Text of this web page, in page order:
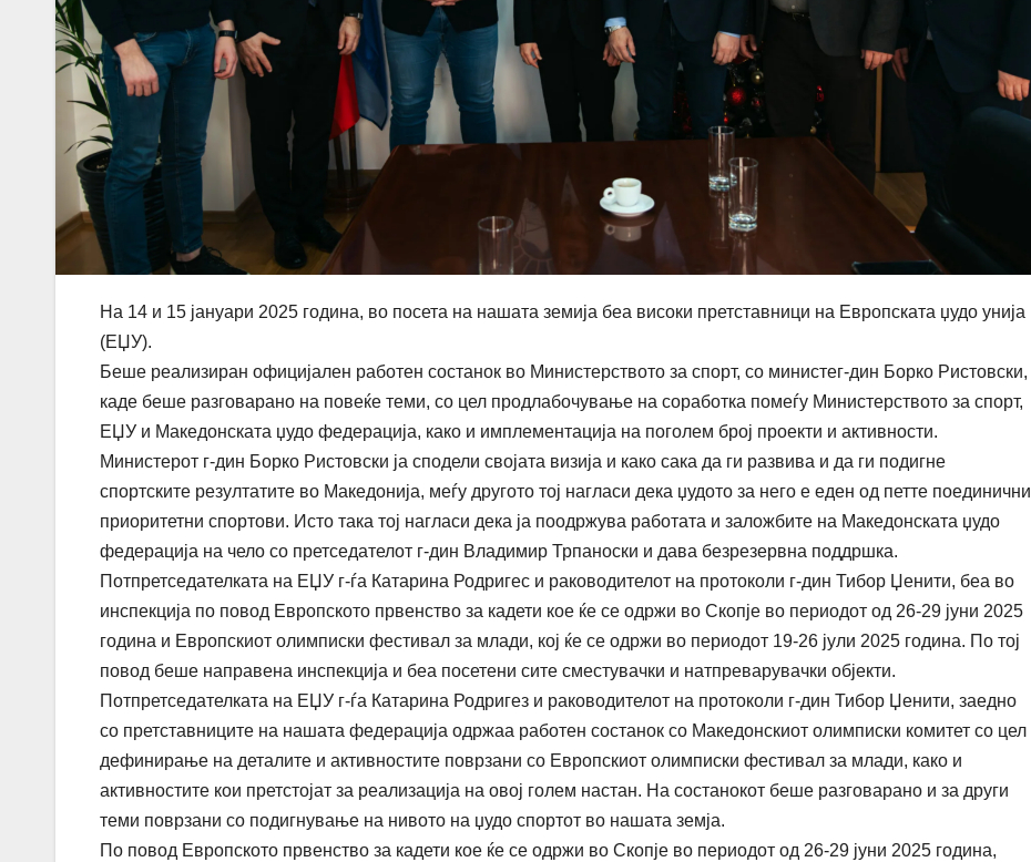
На 14 и 15 јануари 2025 година, во посета на нашата земија беа високи претставници на Европската џудо унија
(ЕЏУ).
Беше реализиран официјален работен состанок во Министерството за спорт, со министег-дин Борко Ристовски,
каде беше разговарано на повеќе теми, со цел продлабочување на соработка помеѓу Министерството за спорт,
ЕЏУ и Македонската џудо федерација, како и имплементација на поголем број проекти и активности.
Министерот г-дин Борко Ристовски ја сподели својата визија и како сака да ги развива и да ги подигне
спортските резултатите во Македонија, меѓу другото тој нагласи дека џудото за него е еден од петте поединични
приоритетни спортови. Исто така тој нагласи дека ја поодржува работата и заложбите на Македонската џудо
федерација на чело со претседателот г-дин Владимир Трпаноски и дава безрезервна поддршка.
Потпретседателката на ЕЏУ г-ѓа Катарина Родригес и раководителот на протоколи г-дин Тибор Џенити, беа во
инспекција по повод Европското првенство за кадети кое ќе се одржи во Скопје во периодот од 26-29 јуни 2025
година и Европскиот олимписки фестивал за млади, кој ќе се одржи во периодот 19-26 јули 2025 година. По тој
повод беше направена инспекција и беа посетени сите сместувачки и натпреварувачки објекти.
Потпретседателката на ЕЏУ г-ѓа Катарина Родригез и раководителот на протоколи г-дин Тибор Џенити, заедно
со претставниците на нашата федерација одржаа работен состанок со Македонскиот олимписки комитет со цел
дефинирање на деталите и активностите поврзани со Европскиот олимписки фестивал за млади, како и
активностите кои претстојат за реализација на овој голем настан. На состанокот беше разговарано и за други
теми поврзани со подигнување на нивото на џудо спортот во нашата земја.
По повод Европското првенство за кадети кое ќе се одржи во Скопје во периодот од 26-29 јуни 2025 година,